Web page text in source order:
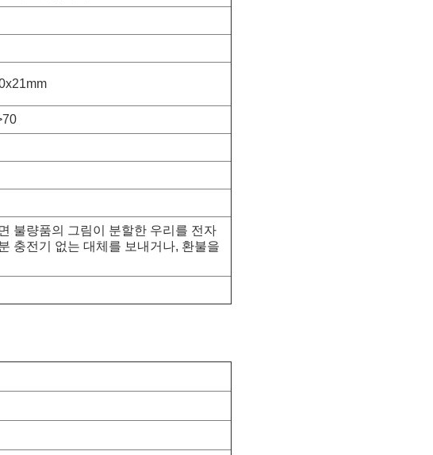
불량품의 그림이 분할한 우리를 전자
충전기 없는 대체를 보내거나, 환불을